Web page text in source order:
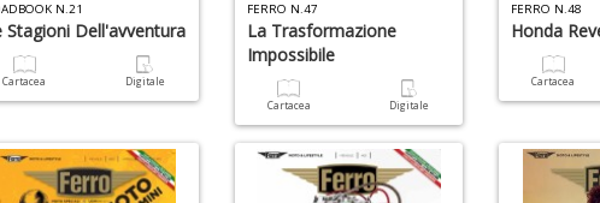
N.21
Stagioni Dell'avventura
Cartacea Digitale
FERRO N.47
La Trasformazione
Impossibile
Cartacea Digitale
FERRO N.48
Honda
Cartacea